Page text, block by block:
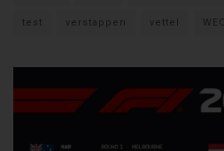
test verstappen vettel WEC